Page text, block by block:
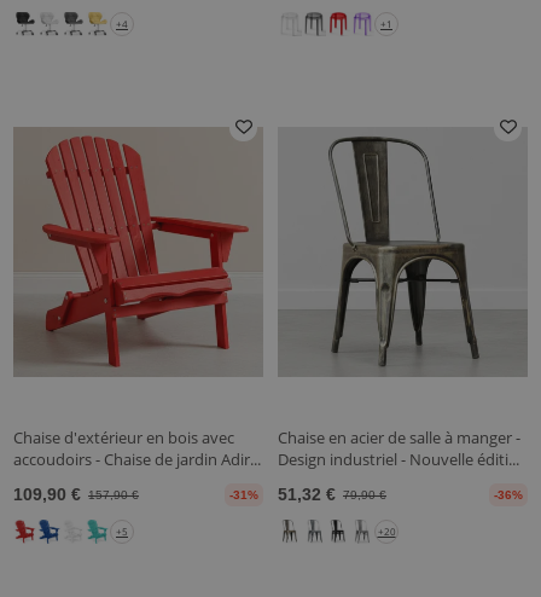
+4 +1
Chaise d'extérieur en bois avec
accoudoirs - Chaise de jardin Adir...
109,90 € 157,90 € -31%
+5
Chaise en acier de salle à manger -
Design industriel - Nouvelle éditi...
51,32 € 79,90 € -36%
+20